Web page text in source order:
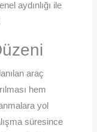
aydınlığı ile
araç
hem
yol
süresince